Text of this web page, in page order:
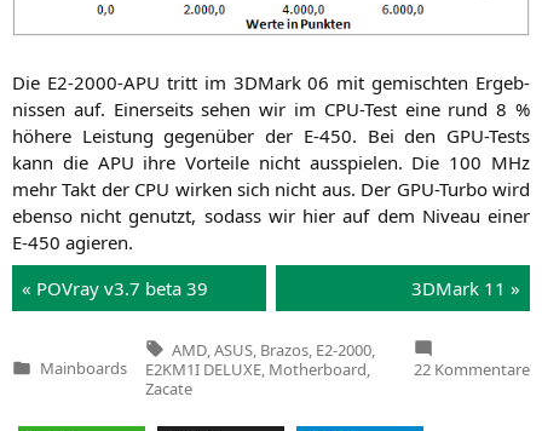
Die E2-2000-APU tritt im 3DMark 06 mit gemisch­ten Ergeb­
nis­sen auf. Einer­seits sehen wir im CPU-Test eine rund 8 %
höhe­re Leis­tung gegen­über der E‑450. Bei den GPU-Tests
kann die APU ihre Vor­tei­le nicht aus­spie­len. Die 100 MHz
mehr Takt der CPU wir­ken sich nicht aus. Der GPU-Tur­bo wird
eben­so nicht genutzt, sodass wir hier auf dem Niveau einer
E‑450 agieren.
« POV­ray v3.7 beta 39
3DMark 11 »
Veröffentlicht
Mainboards
Tags:
AMD ASUS Brazos E2-2000
E2KM1I DELUXE, Motherboard,
Zacate
22 Kommentare